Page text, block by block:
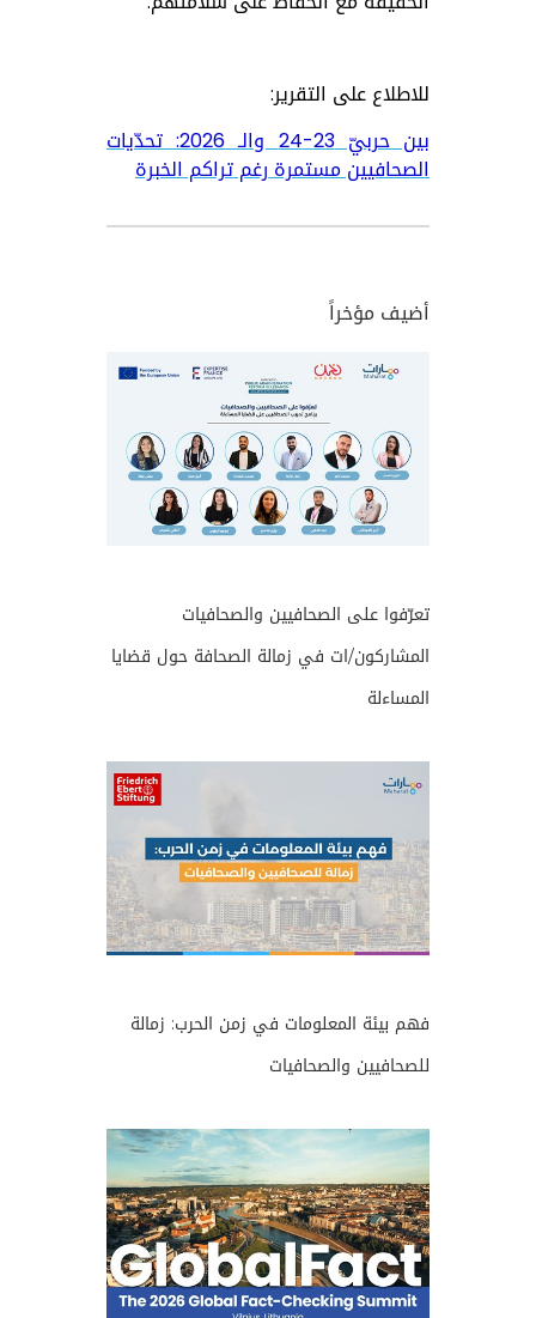
للاطلاع على التقرير:
بين حربيّ 23-24 والـ 2026: تحدّيات
الصحافيين مستمرة رغم تراكم الخبرة
أضيف مؤخراً
تعرّفوا على الصحافيين والصحافيات
المشاركون/ات في زمالة الصحافة حول قضايا
المساءلة
فهم بيئة المعلومات في زمن الحرب: زمالة
للصحافيين والصحافيات